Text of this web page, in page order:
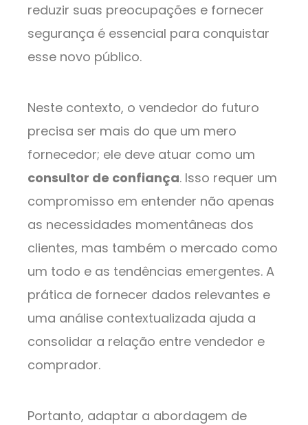
reduzir suas preocupações e fornecer
segurança é essencial para conquistar
esse novo público.
Neste contexto, o vendedor do futuro
precisa ser mais do que um mero
fornecedor; ele deve atuar como um
consultor de confiança. Isso requer um
compromisso em entender não apenas
as necessidades momentâneas dos
clientes, mas também o mercado como
um todo e as tendências emergentes. A
prática de fornecer dados relevantes e
uma análise contextualizada ajuda a
consolidar a relação entre vendedor e
comprador.
Portanto, adaptar a abordagem de